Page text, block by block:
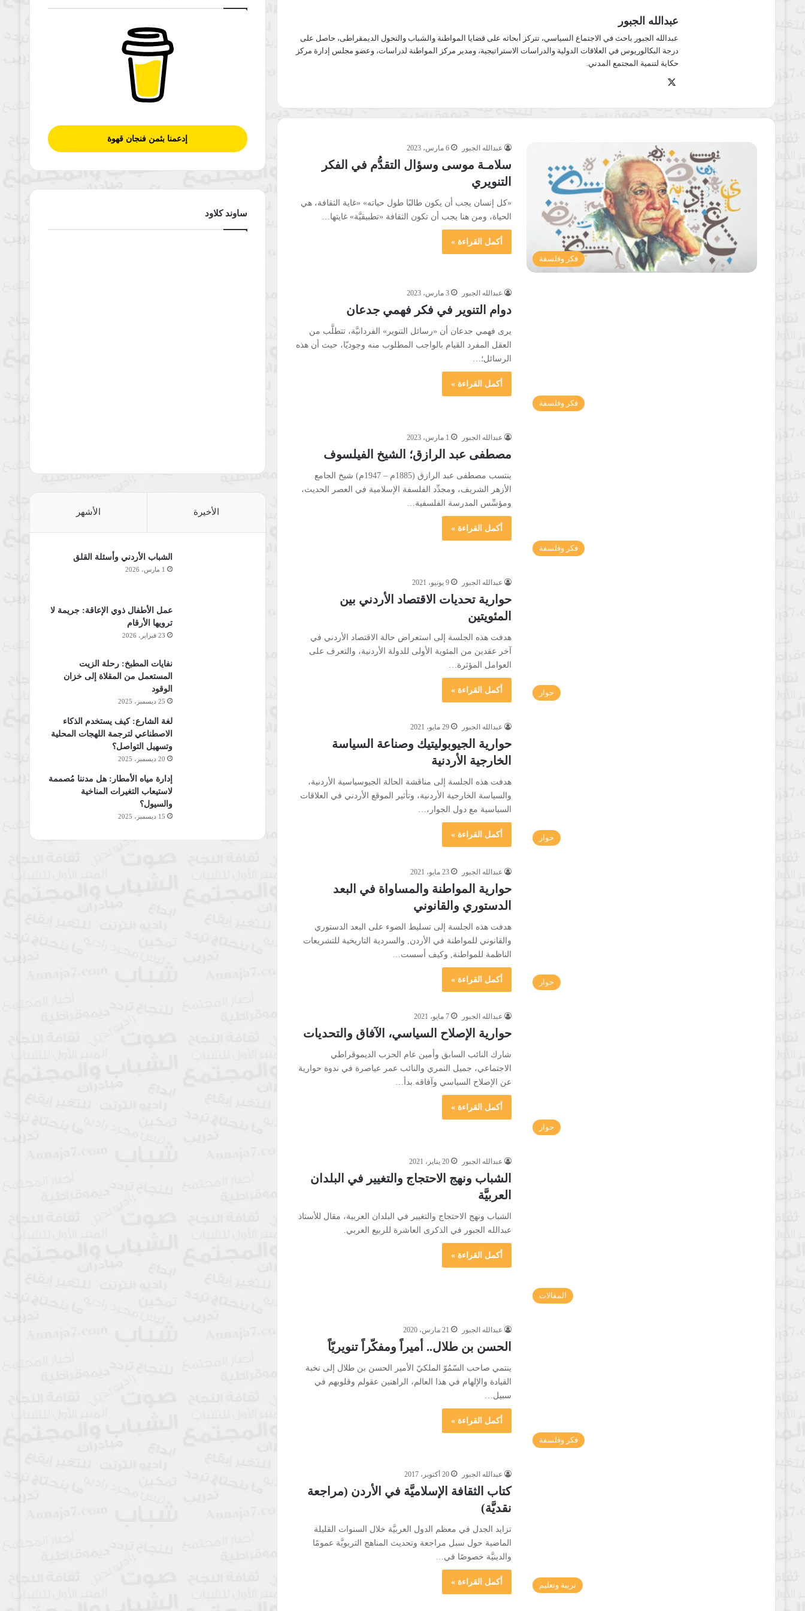
عبدالله الجبور
عبدالله الجبور باحث في الاجتماع السياسي، تتركز أبحاثه على قضايا المواطنة والشباب والتحول الديمقراطى، حاصل على
درجة البكالوريوس في العلاقات الدولية والدراسات الاستراتيجية، ومدير مركز المواطنة لدراسات، وعضو مجلس إدارة مركز
حكاية لتنمية المجتمع المدني.
فكر وفلسفة
عبدالله الجبور 6 مارس، 2023
سلامـة موسى وسؤال التقدُّم في الفكر
التنويري
«كل إنسان يجب أن يكون طالبًا طول حياته» «غاية الثقافة، هي
الحياة، ومن هنا يجب أن تكون الثقافة «تطبيقيَّة» غايتها…
أكمل القراءة »
فكر وفلسفة
عبدالله الجبور 3 مارس، 2023
دوام التنوير في فكر فهمي جدعان
يرى فهمي جدعان أن «رسائل التنوير» الفردانيَّة، تتطلَّب من
العقل المفرد القيام بالواجب المطلوب منه وجوديّا، حيث أن هذه
الرسائل؛…
أكمل القراءة »
فكر وفلسفة
عبدالله الجبور 1 مارس، 2023
مصطفى عبد الرازق؛ الشيخ الفيلسوف
ينتسب مصطفى عبد الرازق (1885م – 1947م) شيخ الجامع
الأزهر الشريف، ومجدِّد الفلسفة الإسلامية في العصر الحديث،
ومؤسِّس المدرسة الفلسفية…
أكمل القراءة »
حوار
عبدالله الجبور 9 يونيو، 2021
حوارية تحديات الاقتصاد الأردني بين
المئويتين
هدفت هذه الجلسة إلى استعراض حالة الاقتصاد الأردني في
آخر عقدين من المئوية الأولى للدولة الأردنية، والتعرف على
العوامل المؤثرة…
أكمل القراءة »
حوار
عبدالله الجبور 29 مايو، 2021
حوارية الجيوبوليتيك وصناعة السياسة
الخارجية الأردنية
هدفت هذه الجلسة إلى مناقشة الحالة الجيوسياسية الأردنية،
والسياسة الخارجية الأردنية، وتأثير الموقع الأردني في العلاقات
السياسية مع دول الجوار،…
أكمل القراءة »
حوار
عبدالله الجبور 23 مايو، 2021
حوارية المواطنة والمساواة في البعد
الدستوري والقانوني
هدفت هذه الجلسة إلى تسليط الضوء على البعد الدستوري
والقانوني للمواطنة في الأردن, والسردية التاريخية للتشريعات
الناظمة للمواطنة, وكيف أسست…
أكمل القراءة »
حوار
عبدالله الجبور 7 مايو، 2021
حوارية الإصلاح السياسي، الآفاق والتحديات
شارك النائب السابق وأمين عام الحزب الديموقراطي
الاجتماعي، جميل النمري والنائب عمر عياصرة في ندوة حوارية
عن الإصلاح السياسي وآفاقه.بدأ…
أكمل القراءة »
المقالات
عبدالله الجبور 20 يناير، 2021
الشباب ونهج الاحتجاج والتغيير في البلدان
العربيَّة
الشباب ونهج الاحتجاج والتغيير في البلدان العربية، مقال للأستاذ
عبدالله الجبور في الذكرى العاشرة للربيع العربي.
أكمل القراءة »
فكر وفلسفة
عبدالله الجبور 21 مارس، 2020
الحسن بن طلال.. أميراً ومفكّراً تنويريّاً
ينتمي صاحب السّمُوّ الملكيّ الأمير الحسن بن طلال إلى نخبة
القيادة والإلهام في هذا العالم، الراهنين عقولم وقلوبهم في
سبيل…
أكمل القراءة »
تربية وتعليم
عبدالله الجبور 20 أكتوبر، 2017
كتاب الثقافة الإسلاميَّة في الأردن (مراجعة
نقديَّة)
تزايد الجدل في معظم الدول العربيَّة خلال السنوات القليلة
الماضية حول سبل مراجعة وتحديث المناهج التربويَّة عمومًا
والدينيَّة خصوصًا في…
أكمل القراءة »
إدعمنا بثمن فنجان قهوة
ساوند كلاود
الأخيرة الأشهر
الشباب الأردني وأسئلة القلق
1 مارس، 2026
عمل الأطفال ذوي الإعاقة: جريمة لا
ترويها الأرقام
23 فبراير، 2026
نفايات المطبخ: رحلة الزيت
المستعمل من المقلاة إلى خزان
الوقود
25 ديسمبر، 2025
لغة الشارع: كيف يستخدم الذكاء
الاصطناعي لترجمة اللهجات المحلية
وتسهيل التواصل؟
20 ديسمبر، 2025
إدارة مياه الأمطار: هل مدننا مُصممة
لاستيعاب التغيرات المناخية
والسيول؟
15 ديسمبر، 2025